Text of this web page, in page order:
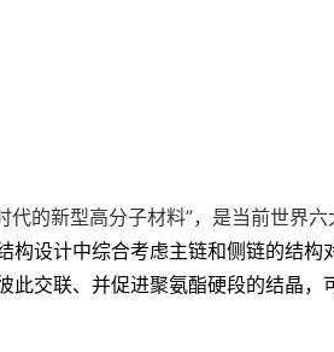
新型高分子材料”，是当前世界六
构设计中综合考虑主链和侧链的结构
此交联、并促进聚氨酯硬段的结晶